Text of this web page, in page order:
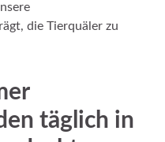
die Tierquäler zu
täglich in